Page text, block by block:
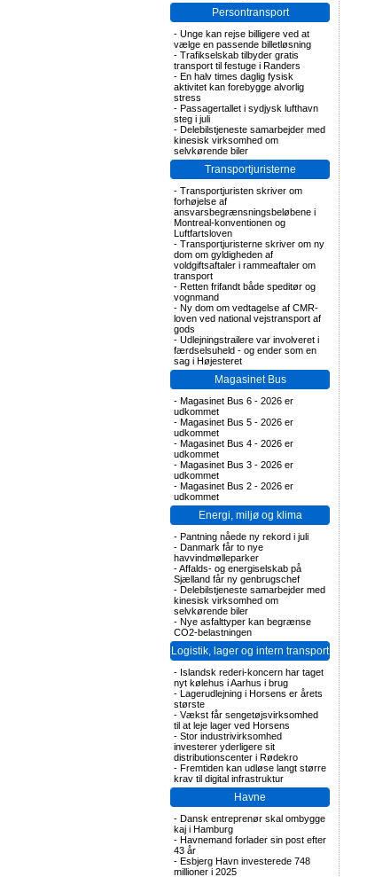
Persontransport
- Unge kan rejse billigere ved at
vælge en passende billetløsning
- Trafikselskab tilbyder gratis
transport til festuge i Randers
- En halv times daglig fysisk
aktivitet kan forebygge alvorlig
stress
- Passagertallet i sydjysk lufthavn
steg i juli
- Delebilstjeneste samarbejder med
kinesisk virksomhed om
selvkørende biler
Transportjuristerne
- Transportjuristen skriver om
forhøjelse af
ansvarsbegrænsningsbeløbene i
Montreal-konventionen og
Luftfartsloven
- Transportjuristerne skriver om ny
dom om gyldigheden af
voldgiftsaftaler i rammeaftaler om
transport
- Retten frifandt både speditør og
vognmand
- Ny dom om vedtagelse af CMR-
loven ved national vejstransport af
gods
- Udlejningstrailere var involveret i
færdselsuheld - og ender som en
sag i Højesteret
Magasinet Bus
- Magasinet Bus 6 - 2026 er
udkommet
- Magasinet Bus 5 - 2026 er
udkommet
- Magasinet Bus 4 - 2026 er
udkommet
- Magasinet Bus 3 - 2026 er
udkommet
- Magasinet Bus 2 - 2026 er
udkommet
Energi, miljø og klima
- Pantning nåede ny rekord i juli
- Danmark får to nye
havvindmølleparker
-Affalds- og energiselskab på
Sjælland får ny genbrugschef
- Delebilstjeneste samarbejder med
kinesisk virksomhed om
selvkørende biler
- Nye asfalttyper kan begrænse
CO2-belastningen
Logistik, lager og intern transport
- Islandsk rederi-koncern har taget
nyt kølehus i Aarhus i brug
- Lagerudlejning i Horsens er årets
største
- Vækst får sengetøjsvirksomhed
til at leje lager ved Horsens
- Stor industrivirksomhed
investerer yderligere sit
distributionscenter i Rødekro
- Fremtiden kan udløse langt større
krav til digital infrastruktur
Havne
- Dansk entreprenør skal ombygge
kaj i Hamburg
- Havnemand forlader sin post efter
43 år
- Esbjerg Havn investerede 748
millioner i 2025